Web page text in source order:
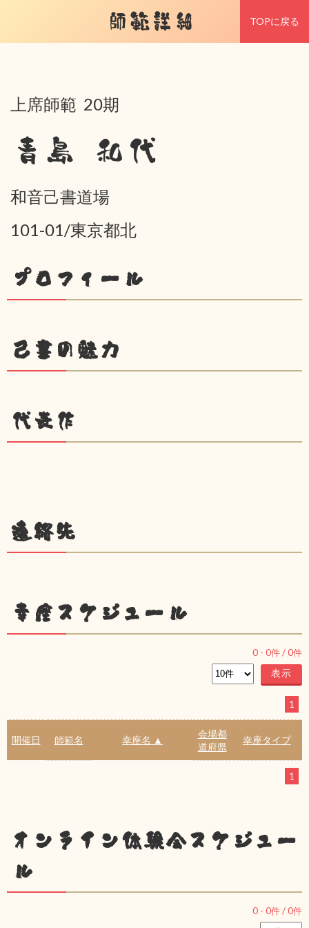
師範詳細 TOPに戻る
上席師範 20期
青島 和代
和音己書道場
101-01/東京都北
プロフィール
己書の魅力
代表作
連絡先
幸座スケジュール
0 - 0件 /0件
1
開催日 師範名 幸座名 ▲
会場都
道府県
幸座タイプ
1
オンライン体験会スケジュー
ル
0 - 0件 /0件